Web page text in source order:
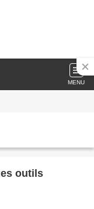
MENU
outils